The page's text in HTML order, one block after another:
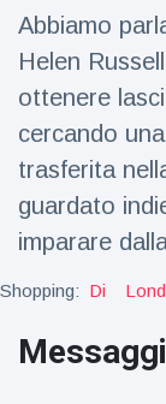
Salute e fitness
Viaggi e
Ultime
Abbiamo
Helen
ottenere
cercando
trasferita
guardato
imparare
Shopping: Di